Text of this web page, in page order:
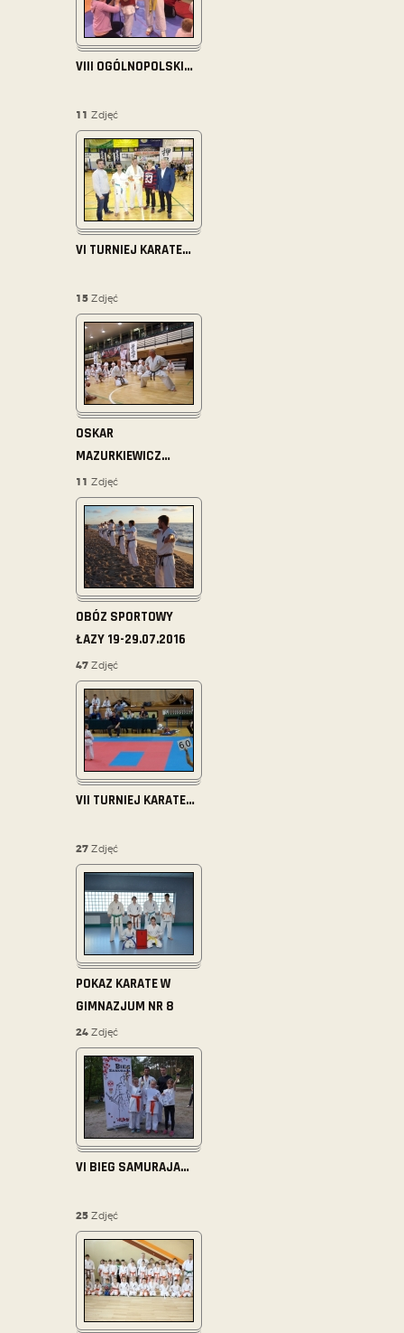
VIII OGÓLNOPOLSKI…
11 Zdjęć
VI TURNIEJ KARATE…
15 Zdjęć
OSKAR
MAZURKIEWICZ…
11 Zdjęć
OBÓZ SPORTOWY
ŁAZY 19-29.07.2016
47 Zdjęć
VII TURNIEJ KARATE…
27 Zdjęć
POKAZ KARATE W
GIMNAZJUM NR 8
24 Zdjęć
VI BIEG SAMURAJA…
25 Zdjęć